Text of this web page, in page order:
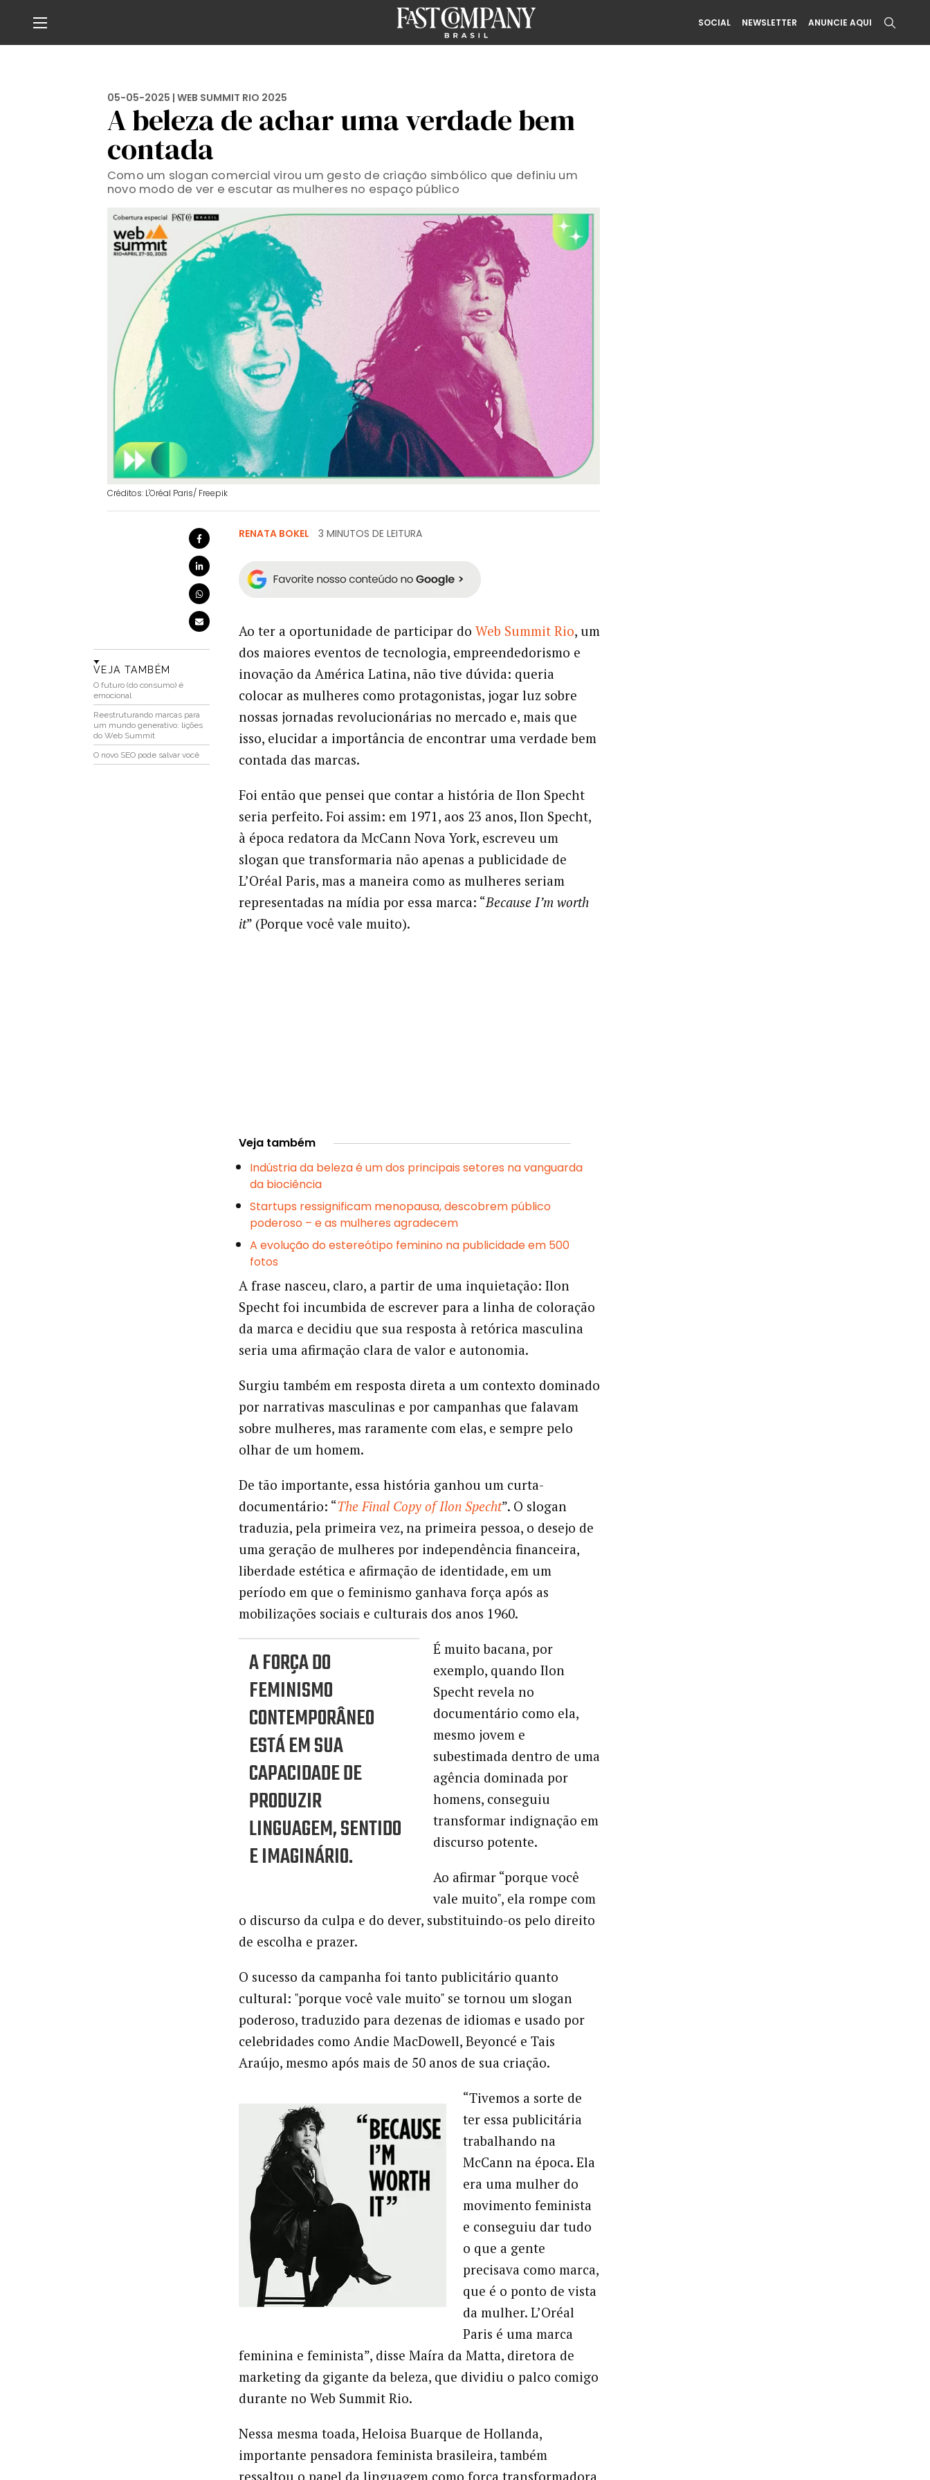
SOCIAL NEWSLETTER ANUNCIE AQUI
05-05-2025 | WEB SUMMIT RIO 2025
A beleza de achar uma verdade bem
contada
Como um slogan comercial virou um gesto de criação simbólico que definiu um
novo modo de ver e escutar as mulheres no espaço público
Créditos: L'Oréal Paris/ Freepik
VEJA TAMBÉM
O futuro (do consumo) é
emocional
Reestruturando marcas para
um mundo generativo: lições
do Web Summit
O novo SEO pode salvar você
RENATA BOKEL 3 MINUTOS DE LEITURA
Ao ter a oportunidade de participar do Web Summit Rio, um
dos maiores eventos de tecnologia, empreendedorismo e
inovação da América Latina, não tive dúvida: queria
colocar as mulheres como protagonistas, jogar luz sobre
nossas jornadas revolucionárias no mercado e, mais que
isso, elucidar a importância de encontrar uma verdade bem
contada das marcas.
Foi então que pensei que contar a história de Ilon Specht
seria perfeito. Foi assim: em 1971, aos 23 anos, Ilon Specht,
à época redatora da McCann Nova York, escreveu um
slogan que transformaria não apenas a publicidade de
L’Oréal Paris, mas a maneira como as mulheres seriam
representadas na mídia por essa marca: “Because I’m worth
it” (Porque você vale muito).
Veja também
Indústria da beleza é um dos principais setores na vanguarda
da biociência
Startups ressignificam menopausa, descobrem público
poderoso – e as mulheres agradecem
A evolução do estereótipo feminino na publicidade em 500
fotos
A frase nasceu, claro, a partir de uma inquietação: Ilon
Specht foi incumbida de escrever para a linha de coloração
da marca e decidiu que sua resposta à retórica masculina
seria uma afirmação clara de valor e autonomia.
Surgiu também em resposta direta a um contexto dominado
por narrativas masculinas e por campanhas que falavam
sobre mulheres, mas raramente com elas, e sempre pelo
olhar de um homem.
De tão importante, essa história ganhou um curta-
documentário: “The Final Copy of Ilon Specht”. O slogan
traduzia, pela primeira vez, na primeira pessoa, o desejo de
uma geração de mulheres por independência financeira,
liberdade estética e afirmação de identidade, em um
período em que o feminismo ganhava força após as
mobilizações sociais e culturais dos anos 1960.
A FORÇA DO
FEMINISMO
CONTEMPORÂNEO
ESTÁ EM SUA
CAPACIDADE DE
PRODUZIR
LINGUAGEM, SENTIDO
E IMAGINÁRIO.
É muito bacana, por
exemplo, quando Ilon
Specht revela no
documentário como ela,
mesmo jovem e
subestimada dentro de uma
agência dominada por
homens, conseguiu
transformar indignação em
discurso potente.
Ao afirmar “porque você
vale muito", ela rompe com
o discurso da culpa e do dever, substituindo-os pelo direito
de escolha e prazer.
O sucesso da campanha foi tanto publicitário quanto
cultural: "porque você vale muito" se tornou um slogan
poderoso, traduzido para dezenas de idiomas e usado por
celebridades como Andie MacDowell, Beyoncé e Tais
Araújo, mesmo após mais de 50 anos de sua criação.
“Tivemos a sorte de
ter essa publicitária
trabalhando na
McCann na época. Ela
era uma mulher do
movimento feminista
e conseguiu dar tudo
o que a gente
precisava como marca,
que é o ponto de vista
da mulher. L’Oréal
Paris é uma marca
feminina e feminista”, disse Maíra da Matta, diretora de
marketing da gigante da beleza, que dividiu o palco comigo
durante no Web Summit Rio.
Nessa mesma toada, Heloisa Buarque de Hollanda,
importante pensadora feminista brasileira, também
ressaltou o papel da linguagem como força transformadora